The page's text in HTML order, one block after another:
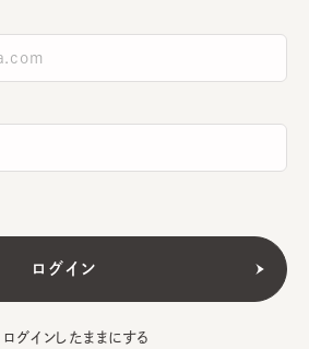
ログインしたままにする